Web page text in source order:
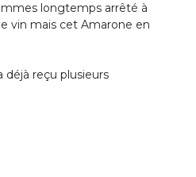
longtemps arrêté à
vin mais cet Amarone en
déjà reçu plusieurs